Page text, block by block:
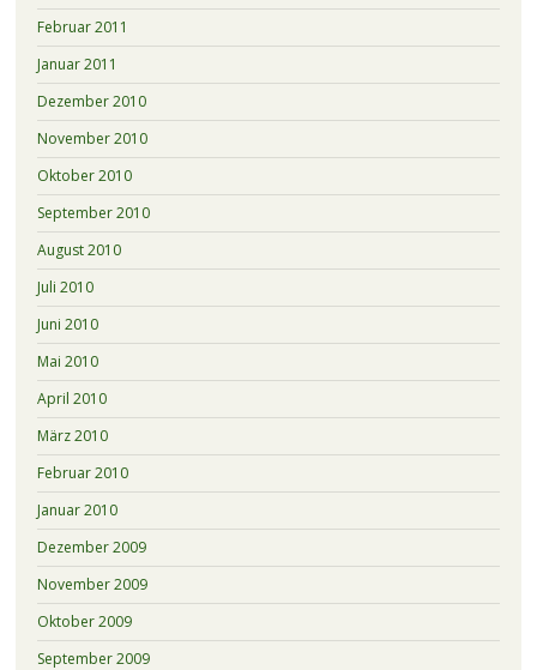
Februar 2011
Januar 2011
Dezember 2010
November 2010
Oktober 2010
September 2010
August 2010
Juli 2010
Juni 2010
Mai 2010
April 2010
März 2010
Februar 2010
Januar 2010
Dezember 2009
November 2009
Oktober 2009
September 2009